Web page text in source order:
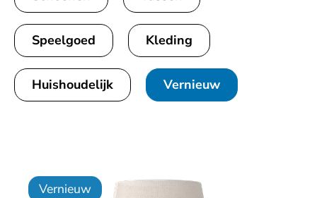
Speelgoed Kleding
Huishoudelijk Vernieuw
Vernieuw